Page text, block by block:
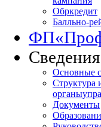
Обркредит
Балльно-
ФП
Основные
Структура
органы
Документы